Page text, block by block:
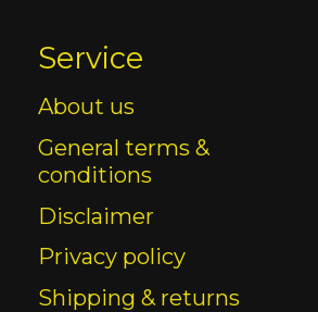
Service
About us
General terms &
conditions
Disclaimer
Privacy policy
Shipping & returns